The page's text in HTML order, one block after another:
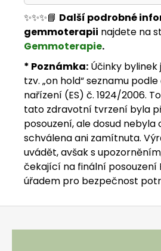
✨✨✨📘 Další podrobné
gemmoterapii najdete na
Gemmoterapie.
* Poznámka: Účinky bylinek
tzv. „on hold“ seznamu podle
nařízení (ES) č. 1924/2006.
tato zdravotní tvrzení byla
posouzení, ale dosud nebyla
schválena ani zamítnuta.
uvádět, avšak s
čekající na finální posouzení
úřadem pro bezpečnost